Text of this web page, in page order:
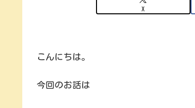
X
こんにちは。
今回のお話は